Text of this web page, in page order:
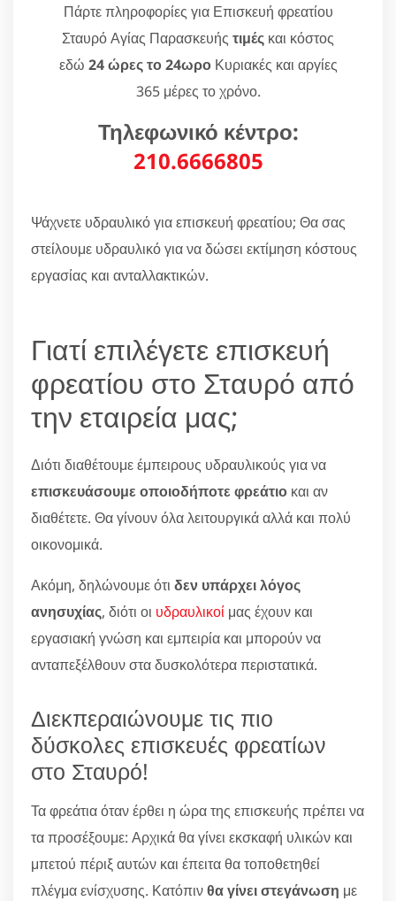
Πάρτε πληροφορίες για Επισκευή φρεατίου
Σταυρό Αγίας Παρασκευής τιμές και κόστος
εδώ 24 ώρες το 24ωροΚυριακές και αργίες
365 μέρες το χρόνο.
Τηλεφωνικό κέντρο:
210.6666805
Ψάχνετε υδραυλικό για επισκευή φρεατίου; Θα σας
στείλουμε υδραυλικό για να δώσει εκτίμηση κόστους
εργασίας και ανταλλακτικών.
Γιατί επιλέγετε επισκευή
φρεατίου στο Σταυρό από
την εταιρεία μας;
Διότι διαθέτουμε έμπειρους υδραυλικούς για να
επισκευάσουμε οποιοδήποτε φρεάτιο και αν
διαθέτετε. Θα γίνουν όλα λειτουργικά αλλά και πολύ
οικονομικά.
Ακόμη, δηλώνουμε ότι δεν υπάρχει λόγος
ανησυχίας, διότι οι υδραυλικοί μας έχουν και
εργασιακή γνώση και εμπειρία και μπορούν να
ανταπεξέλθουν στα δυσκολότερα περιστατικά.
Διεκπεραιώνουμε τις πιο
δύσκολες επισκευές φρεατίων
στο Σταυρό!
Τα φρεάτια όταν έρθει η ώρα της επισκευής πρέπει να
τα προσέξουμε: Αρχικά θα γίνει εκσκαφή υλικών και
μπετού πέριξ αυτών και έπειτα θα τοποθετηθεί
πλέγμα ενίσχυσης. Κατόπινθα γίνει στεγάνωση με